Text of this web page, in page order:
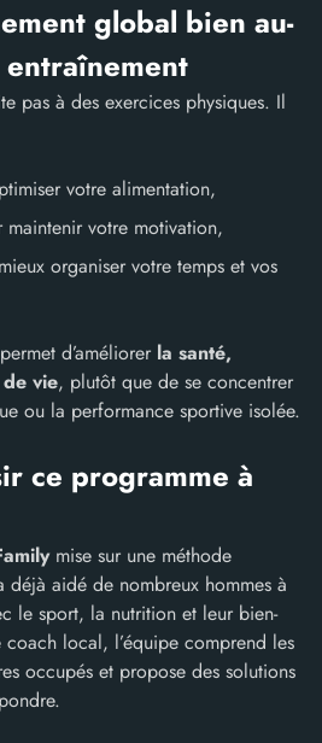
global bien au-
pas à des exercices physiques. Il
votre alimentation,
votre motivation,
organiser votre temps et vos
d’améliorer la santé,
vie, plutôt que de se concentrer
ou la performance sportive isolée.
ce programme à
mise sur une méthode
déjà aidé de nombreux hommes à
le sport, la nutrition et leur bien-
local, l’équipe comprend les
occupés et propose des solutions